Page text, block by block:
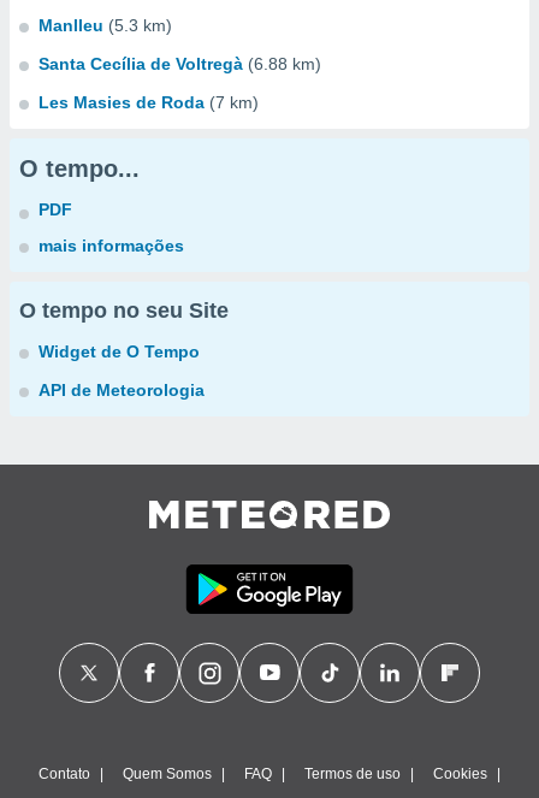
Manlleu (5.3 km)
Santa Cecília de Voltregà (6.88 km)
Les Masies de Roda (7 km)
O tempo...
PDF
mais informações
O tempo no seu Site
Widget de O Tempo
API de Meteorologia
Contato Quem Somos FAQ Termos de uso Cookies